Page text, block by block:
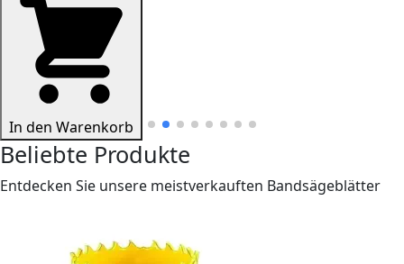
In den Warenkorb
Beliebte Produkte
Entdecken Sie unsere meistverkauften Bandsägeblätter